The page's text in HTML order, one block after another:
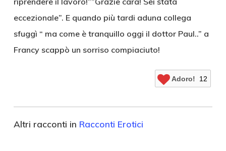
eccezionale”. E quando più tardi aduna collega
sfuggì “ ma come è tranquillo oggi il dottor Paul..” a
Francy scappò un sorriso compiaciuto!
Adoro! 12
Altri racconti in Racconti Erotici